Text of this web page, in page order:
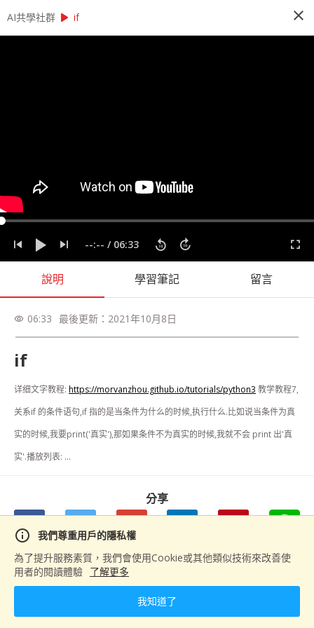
AI共學社群 play_arrow 莫凡 Python 基礎研習讀書會
label Matplotlib Numpy
Pandas
課程內容(73) 學習筆記(43) 會員(166) 課程介紹
info
我們尊重用戶的隱私權
為了提升服務素質，我們會使用Cookie或其他類似技術來改善使
用者的閱讀體驗 了解更多
我知道了
AI共學社群 play_arrow if close
--:-- / 06:33
說明 學習筆記 留言
visibility 06:33 最後更新： 2021年10月8日
if
详细文字教程: https://morvanzhou.github.io/tutorials/python3 教学教程7,
关系if 的条件语句,if 指的是当条件为什么的时候,执行什么.比如说当条件为真
实的时候,我要print('真实'),那如果条件不为真实的时候,我就不会 print 出'真
实'.播放列表: ...
分享